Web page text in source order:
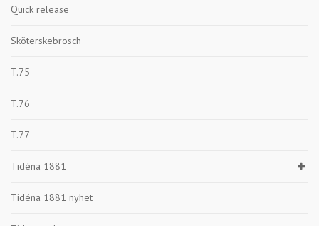
Quick release
Sköterskebrosch
T.75
T.76
T.77
Tidéna 1881
Tidéna 1881 nyhet